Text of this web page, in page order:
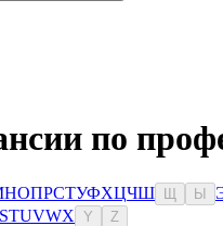
по
НОПРСТУФХЦЧШ Ы
STUVWX Y Z